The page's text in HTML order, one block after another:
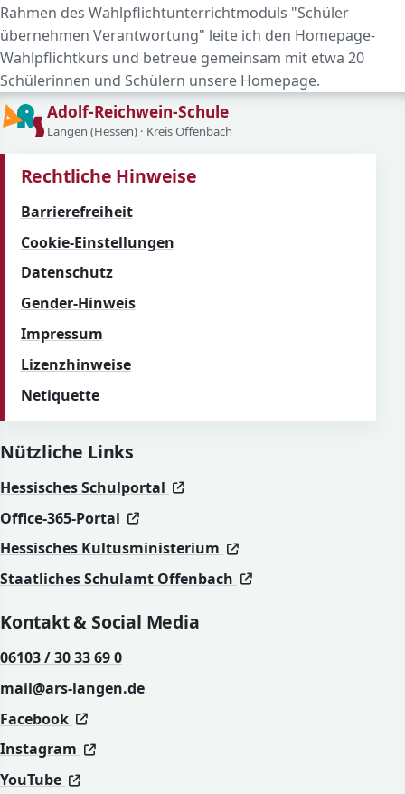
Rahmen des Wahlpflichtunterrichtmoduls "Schüler
übernehmen Verantwortung" leite ich den Homepage-
Wahlpflichtkurs und betreue gemeinsam mit etwa 20
Schülerinnen und Schülern unsere Homepage.
Adolf-Reichwein-Schule
Langen (Hessen) · Kreis Offenbach
Rechtliche Hinweise
Barrierefreiheit
Cookie-Einstellungen
Datenschutz
Gender-Hinweis
Impressum
Lizenzhinweise
Netiquette
Nützliche Links
Hessisches Schulportal (öffnet in neuem Fenster)
(öffnet in neuem Fenster)
Office-365-Portal
(öffnet in neuem Fenster)
(öffnet in neuem Fenster)
Hessisches Kultusministerium
(öffnet in neuem
(öffnet in neuem
Staatliches Schulamt Offenbach
(öffnet in neuem
(öffnet in neuem
Kontakt & Social Media
06103 / 30 33 69 0
mail@ars-langen.de
Facebook
(öffnet in neuem Fenster)
(öffnet in neuem Fenster)
Instagram
(öffnet in neuem Fenster)
(öffnet in neuem Fenster)
YouTube
(öffnet in neuem Fenster)
(öffnet in neuem Fenster)